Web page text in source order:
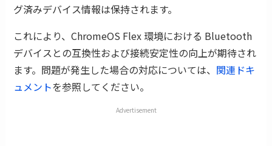
グ済みデバイス情報は保持されます。
これにより、ChromeOS Flex 環境における Bluetooth
デバイスとの互換性および接続安定性の向上が期待され
ます。問題が発生した場合の対応については、 関連ドキ
ュメントを参照してください。
Advertisement